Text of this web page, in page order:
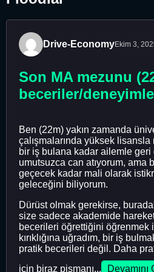
Drive-EconomyEkim 3,
Son MA mezunu
beceriler/
Ben (22m) yakın zamanda
çalışmalarında yüksek
bir iş bulana kadar ailemle
umutsuzca can atıyorum, ama
geçecek kadar mali olarak
geleceğini biliyorum.
Dürüst olmak gerekirse,
size sadece akademide
becerileri öğrettiğini öğrenmek
kırıklığına uğradım, bir iş
pratik becerileri değil. Daha
için biraz pişmanı...
Devamını